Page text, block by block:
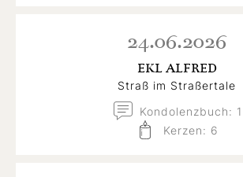
24.06.2026
EKL ALFRED
Straß im Straßertale
Kondolenzbuch: 1
Kerzen: 6